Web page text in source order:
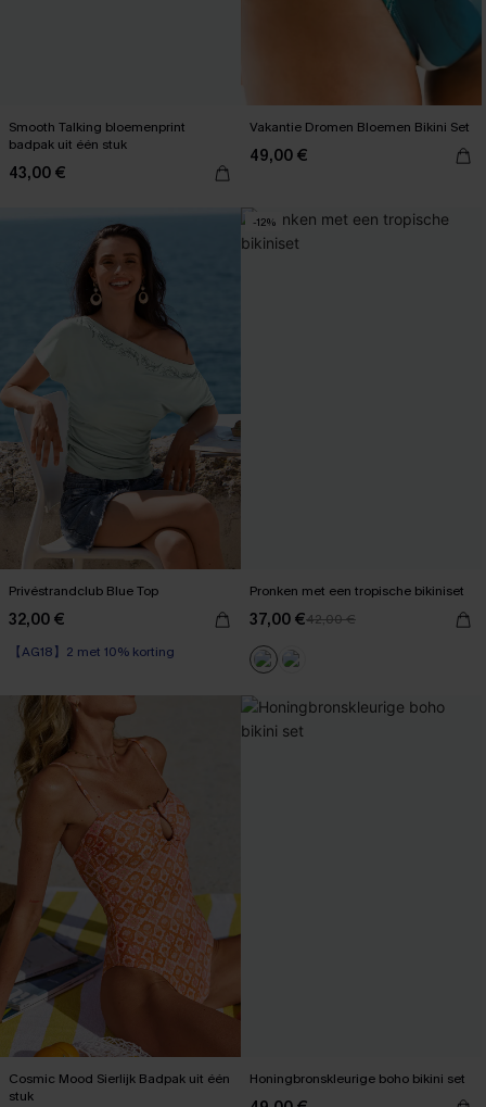
Smooth Talking bloemenprint
badpak uit één stuk
43,00 €
Vakantie Dromen Bloemen Bikini Set
49,00 €
Privéstrandclub Blue Top
32,00 €
【AG18】2 met 10% korting
-12%
Pronken met een tropische bikiniset
37,00 €42,00 €
Cosmic Mood Sierlijk Badpak uit één
stuk
Honingbronskleurige boho bikini set